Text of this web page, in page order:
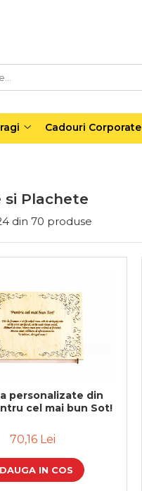
Cadouri Corporate
si Plachete
din 70 produse
personalizate din
cel mai bun Sot!
70,16 Lei
IN COS